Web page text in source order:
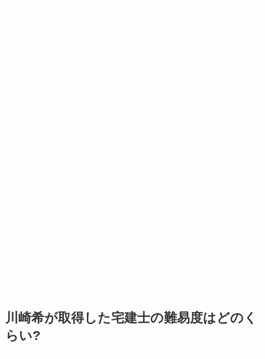
川崎希が取得した宅建士の難易度はどのく
らい?